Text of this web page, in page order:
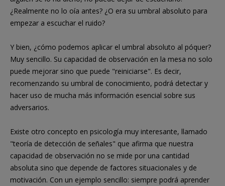
¿Realmente no lo oía antes? ¿O era su umbral absoluto para
empezar a escuchar el ruido?
Y bien, ¿cómo podemos aplicar el umbral absoluto al póquer?
Muy sencillo. Su capacidad de observación en la mesa no solo
puede mejorar sino que puede "reiniciarse". Es decir,
recomenzando su umbral de conocimiento, podrá detectar y
hacer uso de mucha más información esencial sobre sus
adversarios.
Existe otro concepto en psicología muy interesante, llamado
"teoría de detección de señales" que afirma que nuestra
capacidad de observación no se mide por una cantidad
absoluta sino que depende de factores situacionales y de
motivación. Con un ejemplo sencillo: siempre podrá aprender